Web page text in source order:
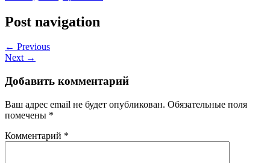
Post navigation
← Previous
Next →
Добавить комментарий
Ваш адрес email не будет опубликован. Обязательные поля
помечены *
Комментарий *